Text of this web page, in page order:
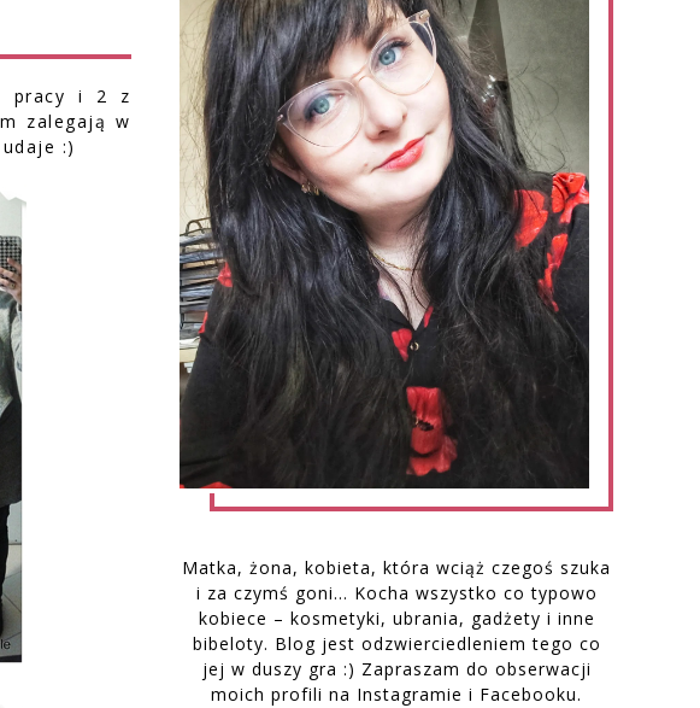
pracy i 2 z
zalegają w
:)
Matka, żona, kobieta, która wciąż czegoś szuka
i za czymś goni… Kocha wszystko co typowo
kobiece – kosmetyki, ubrania, gadżety i inne
bibeloty. Blog jest odzwierciedleniem tego co
jej w duszy gra :) Zapraszam do obserwacji
moich profili na Instagramie i Facebooku.